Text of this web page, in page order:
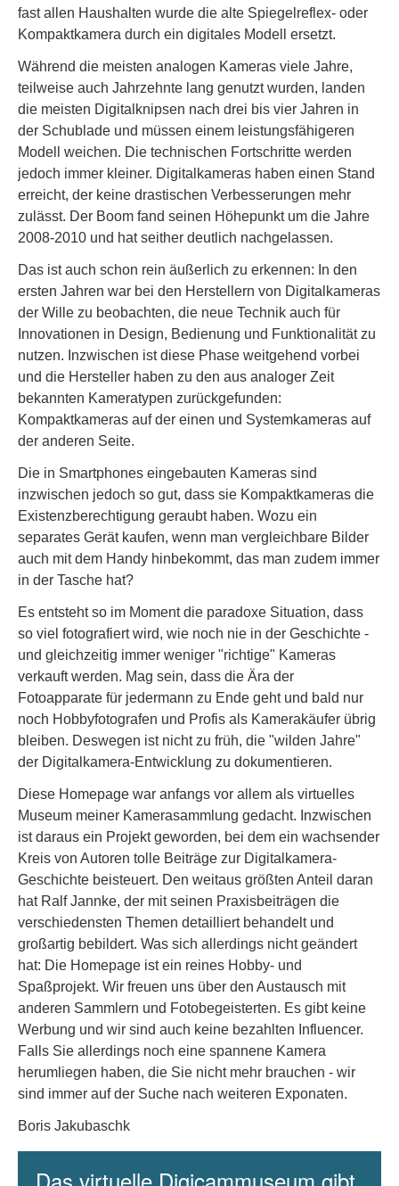
fast allen Haushalten wurde die alte Spiegelreflex- oder
Kompaktkamera durch ein digitales Modell ersetzt.
Während die meisten analogen Kameras viele Jahre,
teilweise auch Jahrzehnte lang genutzt wurden, landen
die meisten Digitalknipsen nach drei bis vier Jahren in
der Schublade und müssen einem leistungsfähigeren
Modell weichen. Die technischen Fortschritte werden
jedoch immer kleiner. Digitalkameras haben einen Stand
erreicht, der keine drastischen Verbesserungen mehr
zulässt. Der Boom fand seinen Höhepunkt um die Jahre
2008-2010 und hat seither deutlich nachgelassen.
Das ist auch schon rein äußerlich zu erkennen: In den
ersten Jahren war bei den Herstellern von Digitalkameras
der Wille zu beobachten, die neue Technik auch für
Innovationen in Design, Bedienung und Funktionalität zu
nutzen. Inzwischen ist diese Phase weitgehend vorbei
und die Hersteller haben zu den aus analoger Zeit
bekannten Kameratypen zurückgefunden:
Kompaktkameras auf der einen und Systemkameras auf
der anderen Seite.
Die in Smartphones eingebauten Kameras sind
inzwischen jedoch so gut, dass sie Kompaktkameras die
Existenzberechtigung geraubt haben. Wozu ein
separates Gerät kaufen, wenn man vergleichbare Bilder
auch mit dem Handy hinbekommt, das man zudem immer
in der Tasche hat?
Es entsteht so im Moment die paradoxe Situation, dass
so viel fotografiert wird, wie noch nie in der Geschichte -
und gleichzeitig immer weniger "richtige" Kameras
verkauft werden. Mag sein, dass die Ära der
Fotoapparate für jedermann zu Ende geht und bald nur
noch Hobbyfotografen und Profis als Kamerakäufer übrig
bleiben. Deswegen ist nicht zu früh, die "wilden Jahre"
der Digitalkamera-Entwicklung zu dokumentieren.
Diese Homepage war anfangs vor allem als virtuelles
Museum meiner Kamerasammlung gedacht. Inzwischen
ist daraus ein Projekt geworden, bei dem ein wachsender
Kreis von Autoren tolle Beiträge zur Digitalkamera-
Geschichte beisteuert. Den weitaus größten Anteil daran
hat Ralf Jannke, der mit seinen Praxisbeiträgen die
verschiedensten Themen detailliert behandelt und
großartig bebildert. Was sich allerdings nicht geändert
hat: Die Homepage ist ein reines Hobby- und
Spaßprojekt. Wir freuen uns über den Austausch mit
anderen Sammlern und Fotobegeisterten. Es gibt keine
Werbung und wir sind auch keine bezahlten Influencer.
Falls Sie allerdings noch eine spannene Kamera
herumliegen haben, die Sie nicht mehr brauchen - wir
sind immer auf der Suche nach weiteren Exponaten.
Boris Jakubaschk